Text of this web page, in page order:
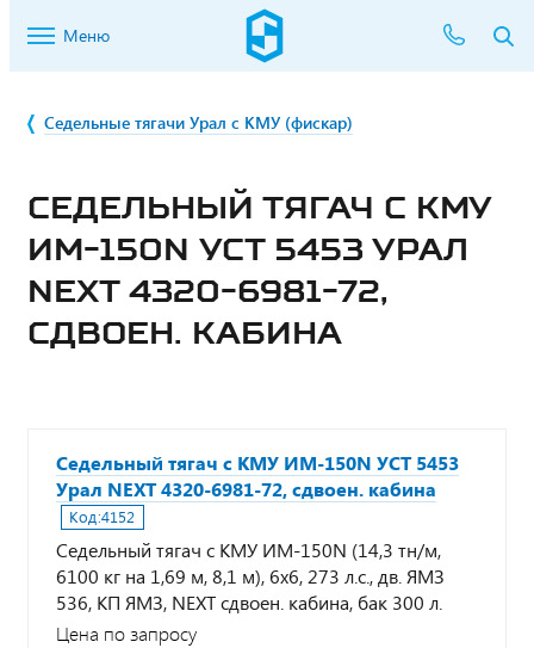
Меню
Седельные тягачи Урал с КМУ (фискар)
СЕДЕЛЬНЫЙ ТЯГАЧ С КМУ
ИМ-150N УСТ 5453 УРАЛ
NEXT 4320-6981-72,
СДВОЕН. КАБИНА
Седельный тягач с КМУ ИМ-150N УСТ 5453
Урал NEXT 4320-6981-72, сдвоен. кабина
Код:4152
Седельный тягач с КМУ ИМ-150N (14,3 тн/м,
6100 кг на 1,69 м, 8,1 м), 6х6, 273 л.с., дв. ЯМЗ
536, КП ЯМЗ, NEXT сдвоен. кабина, бак 300 л.
Цена по запросу